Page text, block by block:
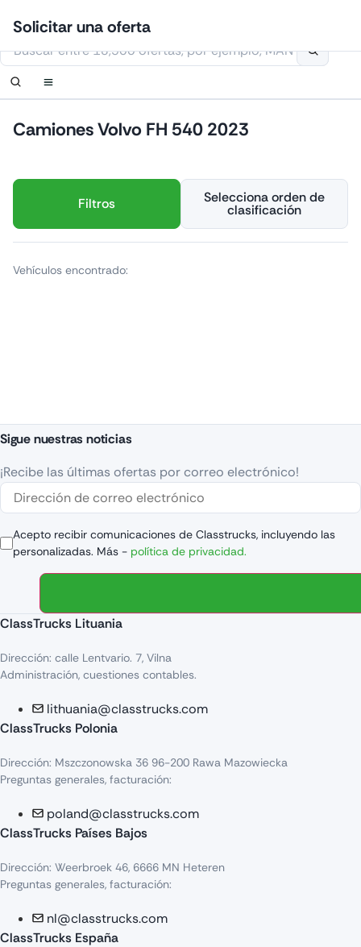
contenido
Camiones Volvo FH 540 2023
Filtros Selecciona orden de
clasificación
Vehículos encontrado:
Sigue nuestras noticias
¡Recibe las últimas ofertas por correo electrónico!
Acepto recibir comunicaciones de Classtrucks, incluyendo las
personalizadas. Más - política de privacidad.
ClassTrucks Lituania
Dirección: calle Lentvario. 7, Vilna
Administración, cuestiones contables.
lithuania@classtrucks.com
ClassTrucks Polonia
Dirección: Mszczonowska 36 96-200 Rawa Mazowiecka
Preguntas generales, facturación:
poland@classtrucks.com
ClassTrucks Países Bajos
Dirección: Weerbroek 46, 6666 MN Heteren
Preguntas generales, facturación:
nl@classtrucks.com
ClassTrucks España
Iniciar sesión
Configurar notificación
Esta página web usa cookies
Contáctanos
Solicitar una devolución de llamada
Solicitar una oferta
Configurar notificación